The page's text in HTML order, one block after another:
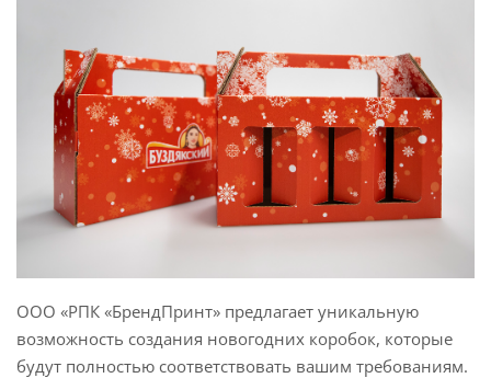
ООО «РПК «БрендПринт» предлагает уникальную
возможность создания новогодних коробок, которые
будут полностью соответствовать вашим требованиям.